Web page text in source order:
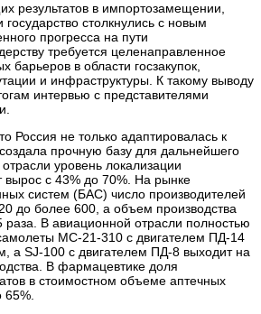
результатов в импортозамещении,
столкнулись с новым
прогресса на пути
требуется целенаправленное
барьеров в области госзакупок,
и инфраструктуры. К такому выводу
интервью с представителями
Россия не только адаптировалась к
прочную базу для дальнейшего
уровень локализации
вырос с 43% до 70%. На рынке
систем (БАС) число производителей
до более 600, а объем производства
раза. В авиационной отрасли полностью
МС-21-310 с двигателем ПД-14
а SJ-100 с двигателем ПД-8 выходит на
В фармацевтике доля
в стоимостном объеме аптечных
65%.